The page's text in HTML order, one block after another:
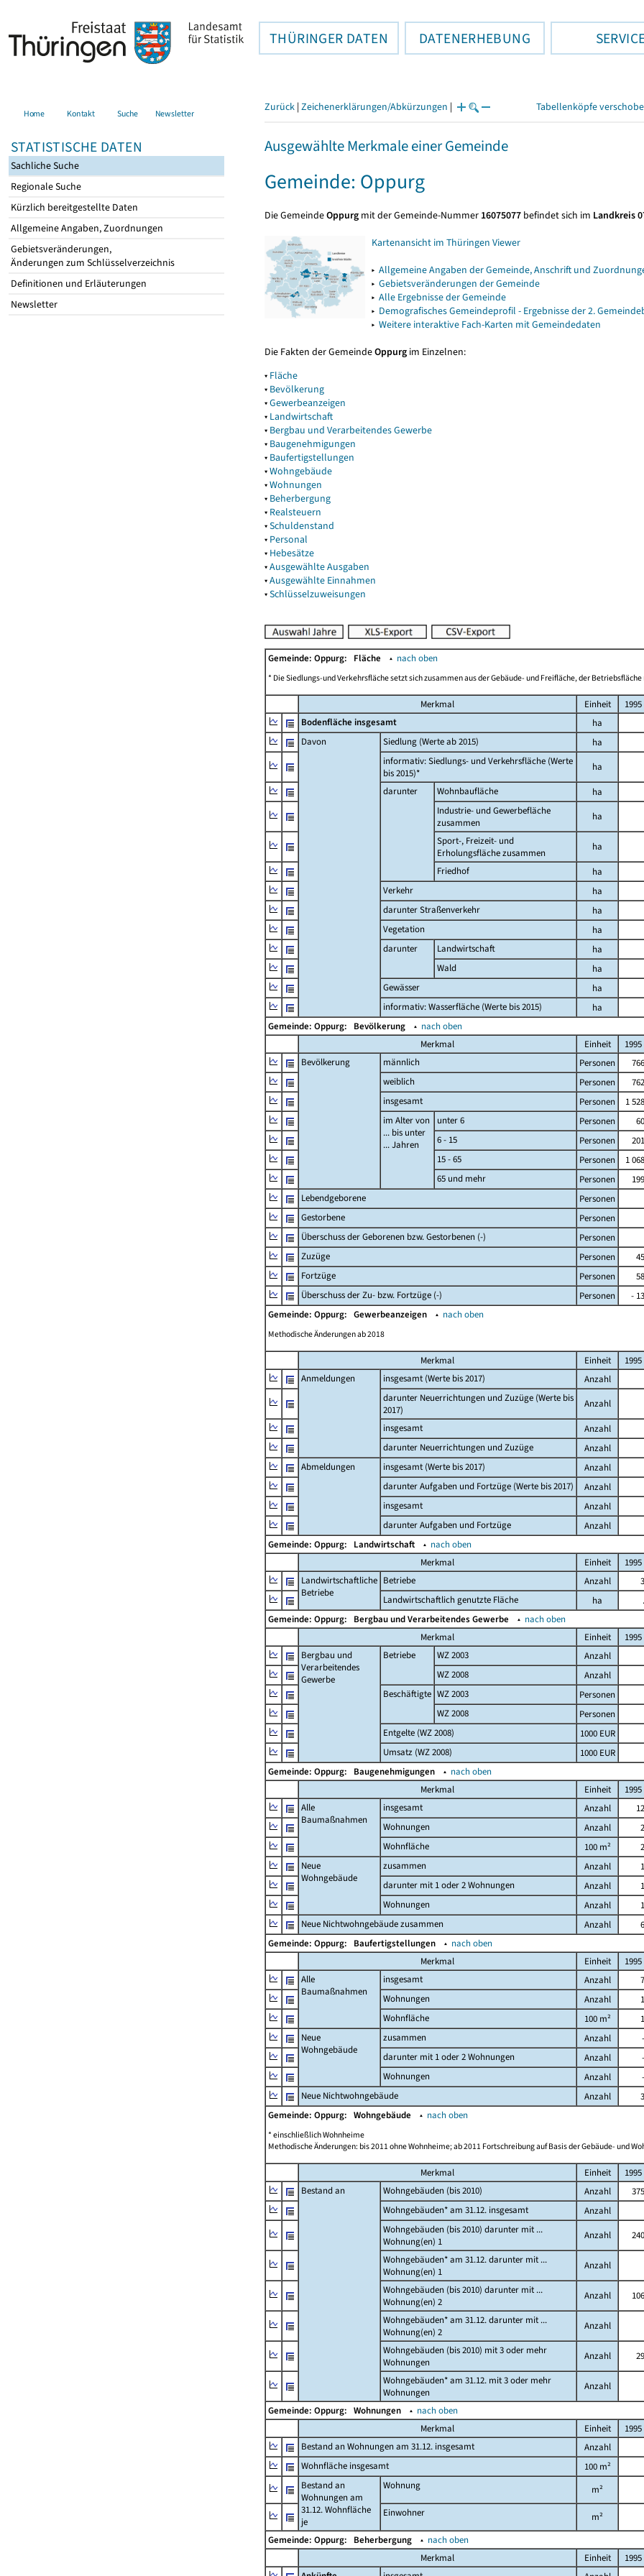
THÜRINGER DATEN DATENERHEBUNG
Home Kontakt Suche Newsletter
STATISTISCHE DATEN
Sachliche Suche
Regionale Suche
Kürzlich bereitgestellte Daten
Allgemeine Angaben, Zuordnungen
Gebietsveränderungen,
Änderungen zum Schlüsselverzeichnis
Definitionen und Erläuterungen
Newsletter
Zurück | Zeichenerklärungen/Abkürzungen | Tabellenköpfe
Ausgewählte Merkmale einer Gemeinde
Gemeinde: Oppurg
Die GemeindeOppurg mit der Gemeinde-Nummer 16075077 befindet sich im Landkreis
Kartenansicht im Thüringen Viewer
▸ Allgemeine Angaben der Gemeinde, Anschrift und
▸ Gebietsveränderungen der Gemeinde
▸ Alle Ergebnisse der Gemeinde
▸ Demografisches Gemeindeprofil - Ergebnisse der 2.
▸ Weitere interaktive Fach-Karten mit Gemeindedaten
Die Fakten der GemeindeOppurg im Einzelnen:
▾ Fläche
▾ Bevölkerung
▾Gewerbeanzeigen
▾ Landwirtschaft
▾ Bergbau und Verarbeitendes Gewerbe
▾ Baugenehmigungen
▾ Baufertigstellungen
▾Wohngebäude
▾Wohnungen
▾ Beherbergung
▾ Realsteuern
▾Schuldenstand
▾ Personal
▾ Hebesätze
▾Ausgewählte Ausgaben
▾Ausgewählte Einnahmen
▾Schlüsselzuweisungen
Gemeinde: Oppurg: Fläche ▴ nach oben
* Die Siedlungs-und Verkehrsfläche setzt sich zusammen aus der Gebäude- und Freifläche, der
Merkmal Einheit 1995
Bodenfläche insgesamt
ha
Davon
Siedlung (Werte ab 2015)
ha
informativ: Siedlungs- und Verkehrsfläche (Werte
bis 2015)*
ha
darunter
Wohnbaufläche
ha
Industrie- und Gewerbefläche
zusammen
ha
Sport-, Freizeit- und
Erholungsfläche zusammen
ha
Friedhof
ha
Verkehr
ha
darunter Straßenverkehr
ha
Vegetation
ha
darunter
Landwirtschaft
ha
Wald
ha
Gewässer
ha
informativ: Wasserfläche (Werte bis 2015)
ha
Gemeinde: Oppurg: Bevölkerung ▴ nach oben
Merkmal
Einheit 1995
Bevölkerung
männlich Personen 766
weiblich
Personen 762
insgesamt
Personen 1 528
im Alter von
... bis unter
... Jahren
unter 6 Personen 60
6 - 15
Personen 201
15 - 65
Personen 1 068
65 und mehr
Personen 199
Lebendgeborene
Personen
Gestorbene
Personen
Überschuss der Geborenen bzw. Gestorbenen (-)
Personen
Zuzüge
Personen 45
Fortzüge
Personen 58
Überschuss der Zu- bzw. Fortzüge (-)
Personen - 13
Gemeinde: Oppurg: Gewerbeanzeigen ▴ nach oben
Methodische Änderungen ab 2018
Merkmal Einheit 1995
Anmeldungen
insgesamt (Werte bis 2017) Anzahl
darunter Neuerrichtungen und Zuzüge (Werte bis
2017)
Anzahl
insgesamt
Anzahl
darunter Neuerrichtungen und Zuzüge
Anzahl
Abmeldungen
insgesamt (Werte bis 2017) Anzahl
darunter Aufgaben und Fortzüge (Werte bis 2017)
Anzahl
insgesamt
Anzahl
darunter Aufgaben und Fortzüge
Anzahl
Gemeinde: Oppurg: Landwirtschaft ▴ nach oben
Merkmal
Einheit 1995
Landwirtschaftliche
Betriebe
Betriebe Anzahl 3
Landwirtschaftlich genutzte Fläche
ha .
Gemeinde: Oppurg: Bergbau und Verarbeitendes Gewerbe ▴ nach oben
Merkmal
Einheit 1995
Bergbau und
Verarbeitendes
Gewerbe
Betriebe WZ 2003 Anzahl
WZ 2008
Anzahl
Beschäftigte WZ 2003 Personen
WZ 2008
Personen
Entgelte (WZ 2008)
1000 EUR
Umsatz (WZ 2008)
1000 EUR
Gemeinde: Oppurg: Baugenehmigungen ▴ nach oben
Merkmal
Einheit 1995
Alle
Baumaßnahmen
insgesamt Anzahl 12
Wohnungen
Anzahl 2
Wohnfläche
100 m² 2
Neue
Wohngebäude
zusammen Anzahl 1
darunter mit 1 oder 2 Wohnungen
Anzahl 1
Wohnungen
Anzahl 1
Neue Nichtwohngebäude zusammen
Anzahl 6
Gemeinde: Oppurg: Baufertigstellungen ▴ nach oben
Merkmal
Einheit 1995
Alle
Baumaßnahmen
insgesamt Anzahl 7
Wohnungen
Anzahl 1
Wohnfläche
100 m² 1
Neue
Wohngebäude
zusammen Anzahl -
darunter mit 1 oder 2 Wohnungen
Anzahl -
Wohnungen
Anzahl -
Neue Nichtwohngebäude
Anzahl 3
Gemeinde: Oppurg: Wohngebäude ▴ nach oben
* einschließlich Wohnheime
Methodische Änderungen: bis 2011 ohne Wohnheime; ab 2011 Fortschreibung auf Basis der Gebäude- und
Merkmal Einheit 1995
Bestand an
Wohngebäuden (bis 2010) Anzahl 375
Wohngebäuden* am 31.12. insgesamt
Anzahl
Wohngebäuden (bis 2010) darunter mit ...
Wohnung(en) 1
Anzahl 240
Wohngebäuden* am 31.12. darunter mit ...
Wohnung(en) 1
Anzahl
Wohngebäuden (bis 2010) darunter mit ...
Wohnung(en) 2
Anzahl 106
Wohngebäuden* am 31.12. darunter mit ...
Wohnung(en) 2
Anzahl
Wohngebäuden (bis 2010) mit 3 oder mehr
Wohnungen
Anzahl 29
Wohngebäuden* am 31.12. mit 3 oder mehr
Wohnungen
Anzahl
Gemeinde: Oppurg: Wohnungen ▴ nach oben
Merkmal
Einheit 1995
Bestand an Wohnungen am 31.12. insgesamt
Anzahl
Wohnfläche insgesamt
100 m²
Bestand an
Wohnungen am
31.12. Wohnfläche
je
Wohnung
m²
Einwohner
m²
Gemeinde: Oppurg: Beherbergung ▴ nach oben
Merkmal
Einheit 1995